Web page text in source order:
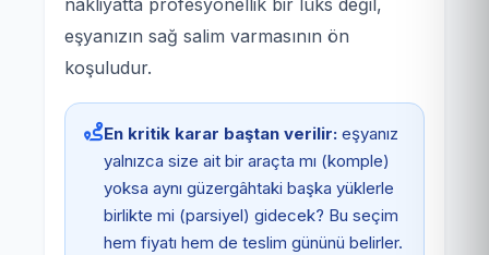
nakliyatta profesyonellik bir lüks değil,
eşyanızın sağ salim varmasının ön
koşuludur.
En kritik karar baştan verilir: eşyanız
yalnızca size ait bir araçta mı (komple)
yoksa aynı güzergâhtaki başka yüklerle
birlikte mi (parsiyel) gidecek? Bu seçim
hem fiyatı hem de teslim gününü belirler.